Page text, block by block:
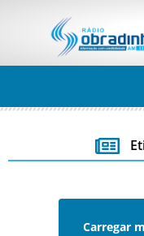
Carregar